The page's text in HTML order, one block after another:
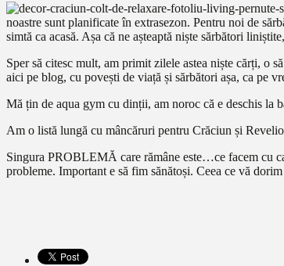
noastre sunt planificate în extrasezon. Pentru noi de
simtă ca acasă. Așa că ne așteaptă niște sărbători
Sper să citesc mult, am primit zilele astea niște cărți, o
aici pe blog, cu povești de viață și sărbători așa, ca pe
Mă țin de aqua gym cu dinții, am noroc că e deschis la
Am o listă lungă cu mâncăruri pentru Crăciun și
Singura PROBLEMĂ care rămâne este…ce facem cu
probleme. Important e să fim sănătoși. Ceea ce vă